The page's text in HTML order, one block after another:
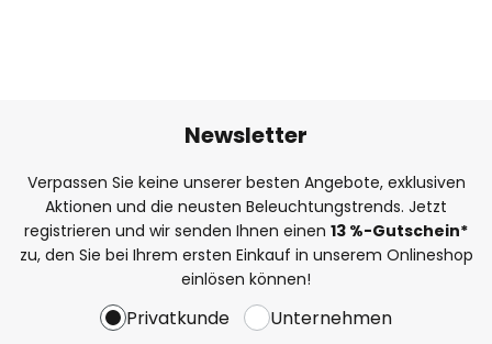
Newsletter
Verpassen Sie keine unserer besten Angebote, exklusiven
Aktionen und die neusten Beleuchtungstrends. Jetzt
registrieren und wir senden Ihnen einen 13 %-Gutschein*
zu, den Sie bei Ihrem ersten Einkauf in unserem Onlineshop
einlösen können!
Privatkunde Unternehmen